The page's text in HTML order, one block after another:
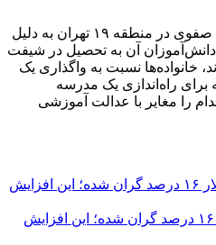
در حالی که دبستان دولتی نواب صفوی در منطقه ۱۹ تهران به دلیل
آن به تحصیل در شیفت
خانواده‌ها نسبت به واگذاری یک
راه‌اندازی یک مدرسه
را مغایر با عدالت آموزشی
اظهارات همتی درباره دلار/ دلار ۱۶ درصد گران شده؛ این افزایش